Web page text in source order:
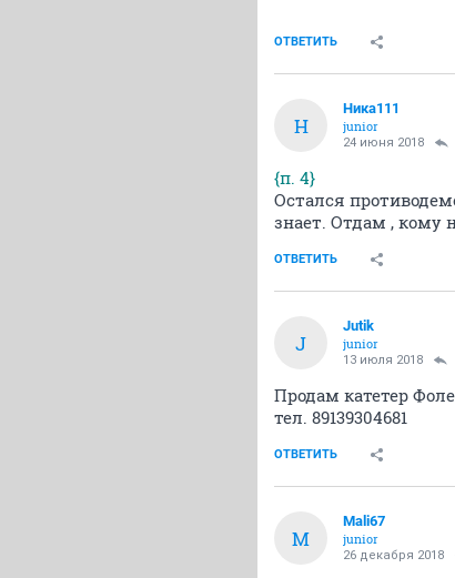
ОТВЕТИТЬ
Н
Ника111
junior
24 июня 2018
{п. 4}
Остался
знает. Отдам , кому
ОТВЕТИТЬ
J
Jutik
junior
13 июля 2018
Продам катетер
тел. 89139304681
ОТВЕТИТЬ
M
Mali67
junior
26 декабря 2018